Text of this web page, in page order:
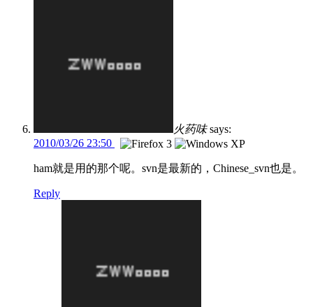
火药味 says:
2010/03/26 23:50
ham就是用的那个呢。svn是最新的，Chinese_svn也是。
Reply